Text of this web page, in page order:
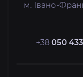
м. Івано-
+38050